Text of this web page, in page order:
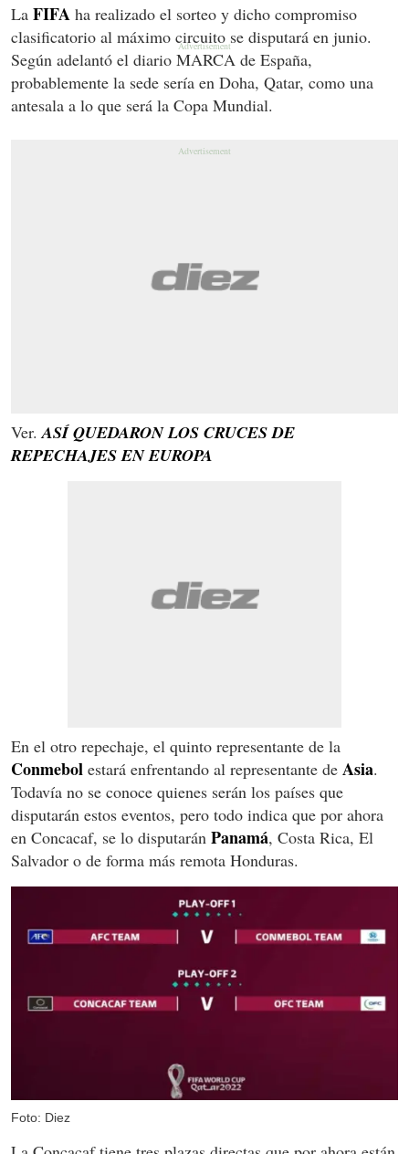
La FIFA ha realizado el sorteo y dicho compromiso
clasificatorio al máximo circuito se disputará en junio.
Según adelantó el diario MARCA de España,
probablemente la sede sería en Doha, Qatar, como una
antesala a lo que será la Copa Mundial.
Ver. ASÍ QUEDARON LOS CRUCES DE
REPECHAJES EN EUROPA
En el otro repechaje, el quinto representante de la
Conmebol estará enfrentando al representante de Asia.
Todavía no se conoce quienes serán los países que
disputarán estos eventos, pero todo indica que por ahora
en Concacaf, se lo disputarán Panamá, Costa Rica, El
Salvador o de forma más remota Honduras.
Foto: Diez